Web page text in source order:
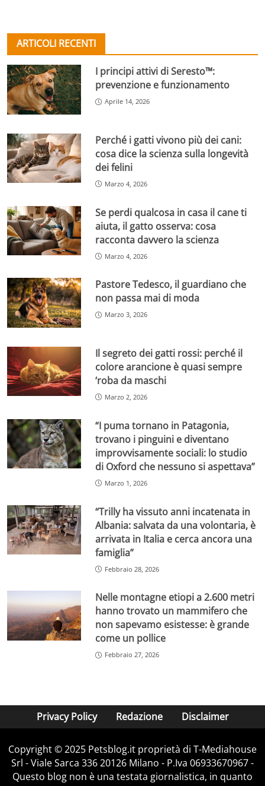
ARTICOLI RECENTI
I principi attivi di Seresto™:
prevenzione e funzionamento
Aprile 14, 2026
Perché i gatti vivono più dei cani:
cosa dice la scienza sulla longevità
dei felini
Marzo 4, 2026
Se perdi qualcosa in casa il cane ti
aiuta, il gatto osserva: cosa
racconta davvero la scienza
Marzo 4, 2026
Pastore Tedesco, il guardiano che
non passa mai di moda
Marzo 3, 2026
Il segreto dei gatti rossi: perché il
colore arancione è quasi sempre
‘roba da maschi
Marzo 2, 2026
“I puma tornano in Patagonia,
trovano i pinguini e diventano
improvvisamente sociali: lo studio
di Oxford che nessuno si aspettava”
Marzo 1, 2026
“Trilly ha vissuto anni incatenata in
Albania: salvata da una volontaria, è
arrivata in Italia e cerca ancora una
famiglia”
Febbraio 28, 2026
Nelle montagne etiopi a 2.600 metri
hanno trovato un mammifero che
non sapevamo esistesse: è grande
come un pollice
Febbraio 27, 2026
Privacy Policy Redazione Disclaimer
Copyright © 2025 Petsblog.it proprietà di T-Mediahouse
Srl - Viale Sarca 336 20126 Milano - P.Iva 06933670967 -
Questo blog non è una testata giornalistica, in quanto